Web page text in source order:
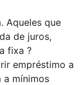
Aqueles que
de juros,
fixa ?
empréstimo a
a mínimos